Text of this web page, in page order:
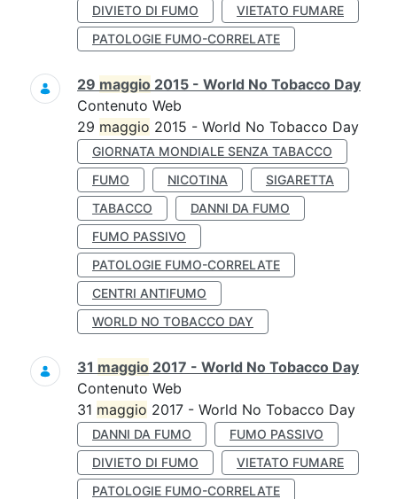
DIVIETO DI FUMO
VIETATO FUMARE
PATOLOGIE FUMO-CORRELATE
29 maggio 2015 - World No Tobacco Day
Contenuto Web
29 maggio 2015 - World No Tobacco Day
GIORNATA MONDIALE SENZA TABACCO
FUMO
NICOTINA
SIGARETTA
TABACCO
DANNI DA FUMO
FUMO PASSIVO
PATOLOGIE FUMO-CORRELATE
CENTRI ANTIFUMO
WORLD NO TOBACCO DAY
31 maggio 2017 - World No Tobacco Day
Contenuto Web
31 maggio 2017 - World No Tobacco Day
DANNI DA FUMO
FUMO PASSIVO
DIVIETO DI FUMO
VIETATO FUMARE
PATOLOGIE FUMO-CORRELATE